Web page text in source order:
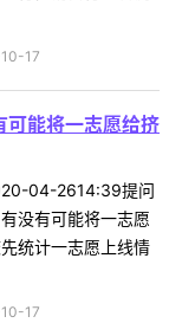
17
可能将一志愿给挤
04-2614:39提问
没有可能将一志愿
统计一志愿上线情
17